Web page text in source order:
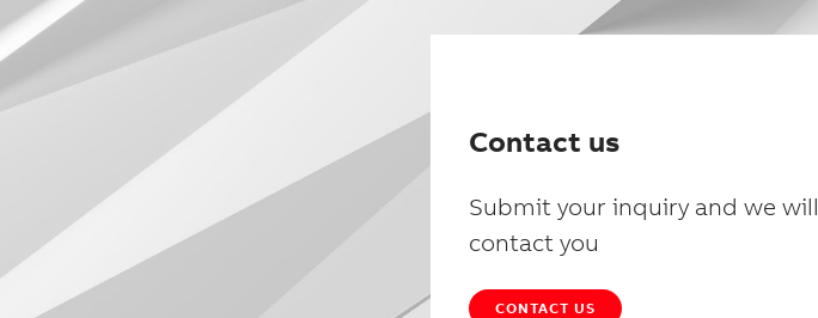
Contact us
Submit your inquiry and we will
contact you
CONTACT US